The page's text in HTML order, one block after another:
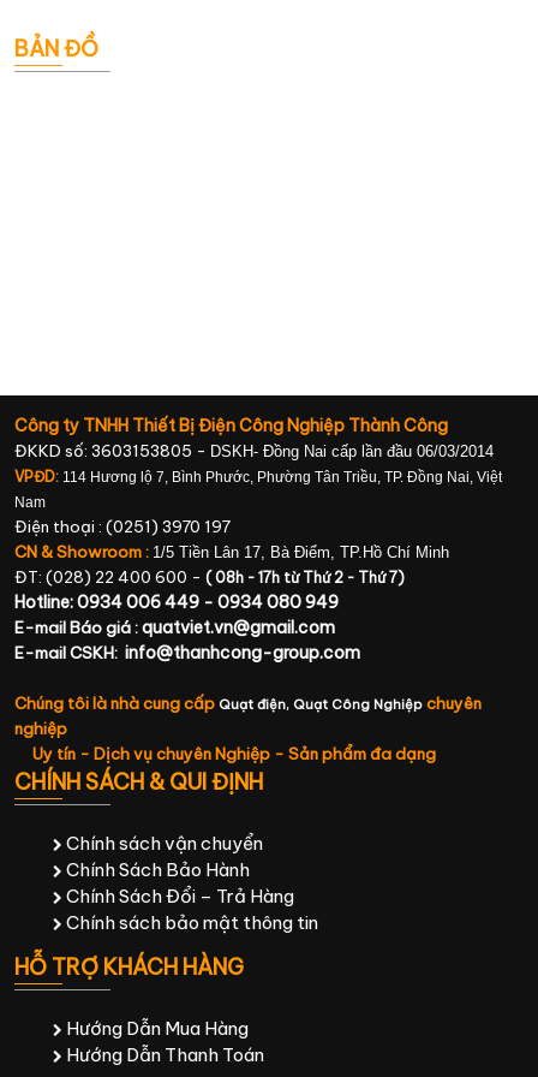
BẢN ĐỒ
Công ty TNHH Thiết Bị Điện Công Nghiệp Thành Công
ĐKKD số: 3603153805 - DSKH- Đồng Nai cấp lần đầu 06/03/2014
VPĐD: 114 Hương lộ 7, Bình Phước, Phường Tân Triều, TP. Đồng Nai, Việt
Nam
Điện thoại : (0251) 3970 197
CN & Showroom : 1/5 Tiền Lân 17, Bà Điểm, TP.Hồ Chí Minh
ĐT: (028) 22 400 600 - ( 08h - 17h từ Thứ 2 - Thứ 7)
Hotline: 0934 006 449 - 0934 080 949
E-mail Báo giá :quatviet.vn@gmail.com
E-mail CSKH: info@thanhcong-group.com
Chúng tôi là nhà cung cấp Quạt điện, Quạt Công Nghiệp chuyên
nghiệp
Uy tín - Dịch vụ chuyên Nghiệp - Sản phẩm đa dạng
CHÍNH SÁCH & QUI ĐỊNH
Chính sách vận chuyển
Chính Sách Bảo Hành
Chính Sách Đổi – Trả Hàng
Chính sách bảo mật thông tin
HỖ TRỢ KHÁCH HÀNG
Hướng Dẫn Mua Hàng
Hướng Dẫn Thanh Toán